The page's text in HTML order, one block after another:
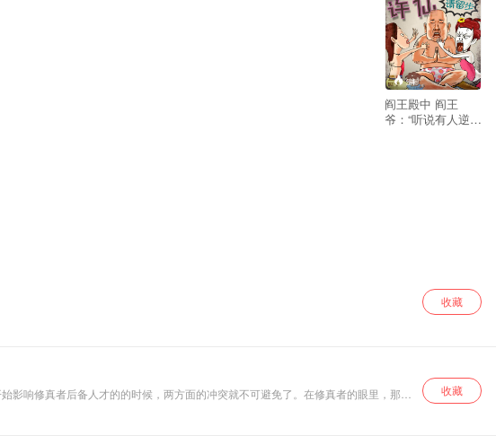
94
阎王殿中 阎王
爷：“听说有人逆天
你要是抓不回来，
那你也就别回来
了。” “判官！给本
这个小王八蛋安排
一下子。” “老板我
错啦！！我这就把
收藏
响修真者后备人才的的时候，两方面的冲突就不可避免了。在修真者的眼里，那怕
常有摩擦，但是至少已经和平了很久很久"
收藏